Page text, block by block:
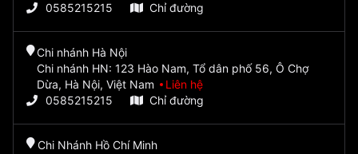
0585215215
Chỉ đường
Chi nhánh Hà Nội
Chi nhánh HN: 123 Hào Nam, Tổ dân phố 56, Ô Chợ
Dừa, Hà Nội, Việt Nam
Liên hệ
0585215215
Chỉ đường
Chi Nhánh Hồ Chí Minh